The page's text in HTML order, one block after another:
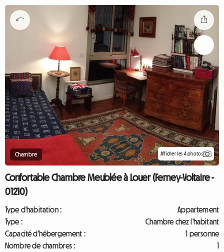
Chambre Afficher les 4 photos
Confortable Chambre Meublée à Louer (Ferney-Voltaire -
01210)
Type d'habitation :
Appartement
Type :
Chambre chez l'habitant
Capacité d'hébergement :
1 personne
Nombre de chambres :
1